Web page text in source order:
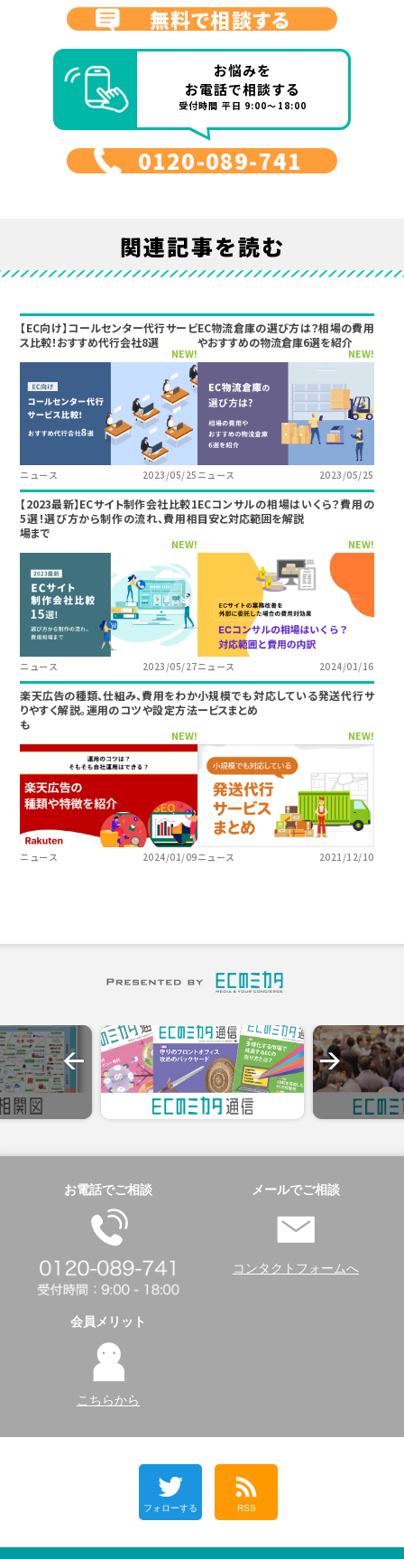
無料で相談する
お悩みを
お電話で相談する
受付時間 平日 9:00～18:00
0120-089-741
関連記事を読む
【EC向け】コールセンター代行サービ
ス比較！おすすめ代行会社8選
NEW!
ニュース 2023/05/25
EC物流倉庫の選び方は？相場の費用
やおすすめの物流倉庫6選を紹介
NEW!
ニュース 2023/05/25
【2023最新】ECサイト制作会社比較1
5選！選び方から制作の流れ、費用相
場まで
NEW!
ニュース 2023/05/27
ECコンサルの相場はいくら？費用の
目安と対応範囲を解説
NEW!
ニュース 2024/01/16
楽天広告の種類、仕組み、費用をわか
りやすく解説。運用のコツや設定方法
も
NEW!
ニュース 2024/01/09
小規模でも対応している発送代行サ
ービスまとめ
NEW!
ニュース 2021/12/10
お電話でご相談 メールでご相談
コンタクトフォームへ
会員メリット
こちらから
フォローする RSS